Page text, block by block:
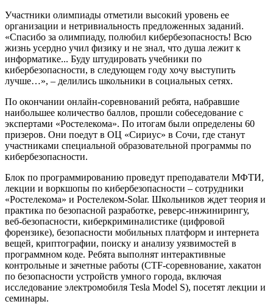
Участники олимпиады отметили высокий уровень ее
организации и нетривиальность предложенных заданий.
«Спасибо за олимпиаду, полюбил кибербезопасность! Всю
жизнь усердно учил физику и не знал, что душа лежит к
информатике... Буду штудировать учебники по
кибербезопасности, в следующем году хочу выступить
лучше…», – делились школьники в социальных сетях.
По окончании онлайн-соревнований ребята, набравшие
наибольшее количество баллов, прошли собеседование с
экспертами «Ростелекома». По итогам были определены 60
призеров. Они поедут в ОЦ «Сириус» в Сочи, где станут
участниками специальной образовательной программы по
кибербезопасности.
Блок по программированию проведут преподаватели МФТИ,
лекции и воркшопы по кибербезопасности – сотрудники
«Ростелекома» и Ростелеком-Solar. Школьников ждет теория и
практика по безопасной разработке, реверс-инжинирингу,
веб-безопасности, киберкриминалистике (цифровой
форензике), безопасности мобильных платформ и интернета
вещей, криптографии, поиску и анализу уязвимостей в
программном коде. Ребята выполнят интерактивные
контрольные и зачетные работы (CTF-соревнование, хакатон
по безопасности устройств умного города, включая
исследование электромобиля Tesla Model S), посетят лекции и
семинары.